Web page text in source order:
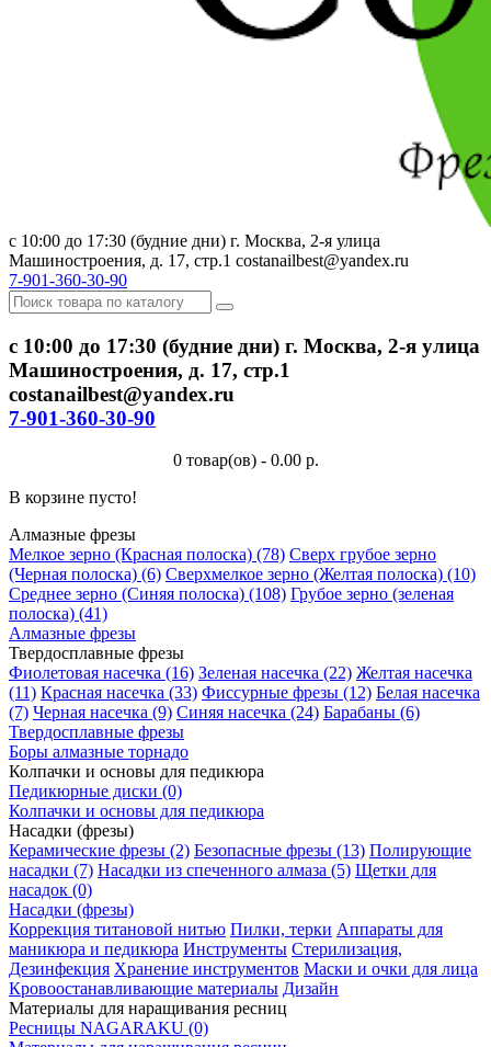
с 10:00 до 17:30 (будние дни) г. Москва, 2-я улица
Машиностроения, д. 17, стр.1 costanailbest@yandex.ru
7-901-360-30-90
с 10:00 до 17:30 (будние дни) г. Москва, 2-я улица
Машиностроения, д. 17, стр.1
costanailbest@yandex.ru
7-901-360-30-90
0 товар(ов) - 0.00 р.
В корзине пусто!
Алмазные фрезы
Мелкое зерно (Красная полоска) (78) Сверх грубое зерно
(Черная полоска) (6) Сверхмелкое зерно (Желтая полоска) (10)
Среднее зерно (Синяя полоска) (108) Грубое зерно (зеленая
полоска) (41)
Алмазные фрезы
Твердосплавные фрезы
Фиолетовая насечка (16) Зеленая насечка (22) Желтая насечка
(11) Красная насечка (33) Фиссурные фрезы (12) Белая насечка
(7) Черная насечка (9) Синяя насечка (24) Барабаны (6)
Твердосплавные фрезы
Боры алмазные торнадо
Колпачки и основы для педикюра
Педикюрные диски (0)
Колпачки и основы для педикюра
Насадки (фрезы)
Керамические фрезы (2) Безопасные фрезы (13) Полирующие
насадки (7) Насадки из спеченного алмаза (5) Щетки для
насадок (0)
Насадки (фрезы)
Коррекция титановой нитью Пилки, терки Аппараты для
маникюра и педикюра Инструменты Стерилизация,
Дезинфекция Хранение инструментов Маски и очки для лица
Кровоостанавливающие материалы Дизайн
Материалы для наращивания ресниц
Ресницы NAGARAKU (0)